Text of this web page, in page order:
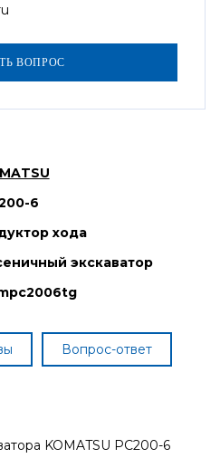
6
хода
экскаватор
Вопрос-ответ
KOMATSU PC200-6